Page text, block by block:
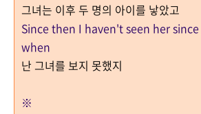
그녀는 이후 두 명의 아이를 낳았고
Since then I haven't seen her
when
난 그녀를 보지 못했지
※